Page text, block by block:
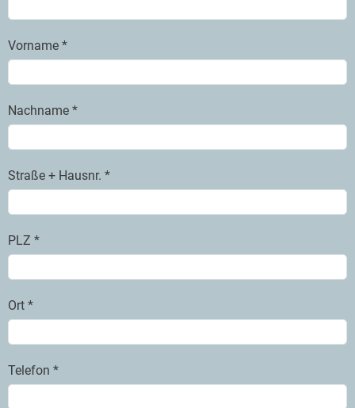
Vorname *
Nachname *
Straße + Hausnr. *
PLZ *
Ort *
Telefon *